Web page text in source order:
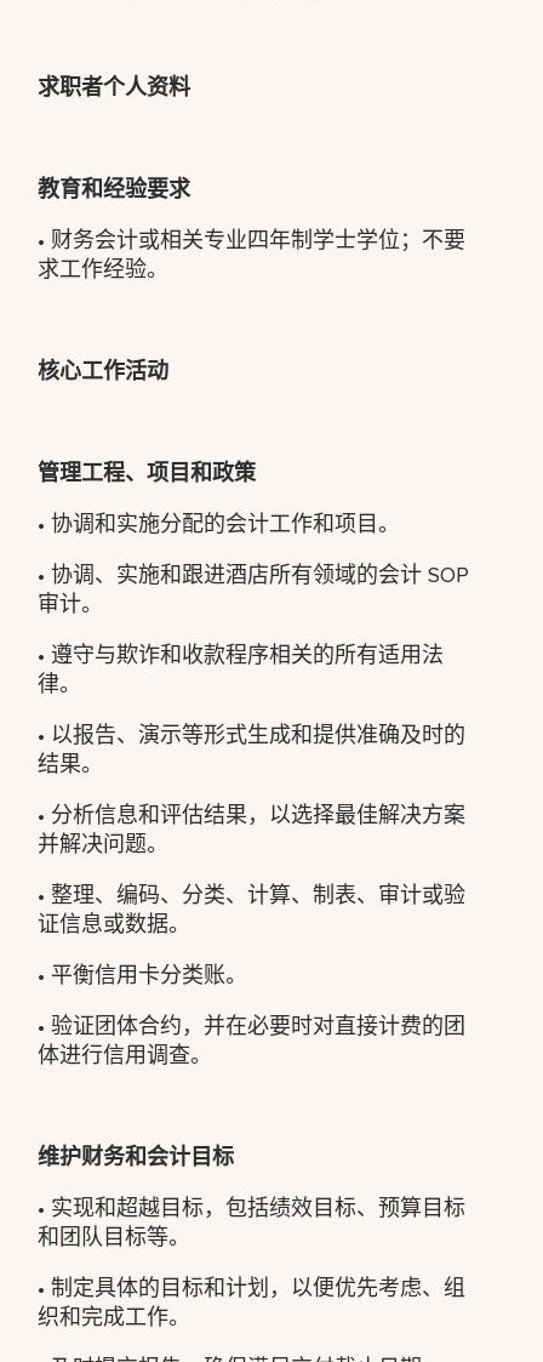
求职者个人资料
教育和经验要求
• 财务会计或相关专业四年制学士学位；不要
求工作经验。
核心工作活动
管理工程、项目和政策
• 协调和实施分配的会计工作和项目。
• 协调、实施和跟进酒店所有领域的会计 SOP
审计。
• 遵守与欺诈和收款程序相关的所有适用法
律。
• 以报告、演示等形式生成和提供准确及时的
结果。
• 分析信息和评估结果，以选择最佳解决方案
并解决问题。
• 整理、编码、分类、计算、制表、审计或验
证信息或数据。
• 平衡信用卡分类账。
• 验证团体合约，并在必要时对直接计费的团
体进行信用调查。
维护财务和会计目标
• 实现和超越目标，包括绩效目标、预算目标
和团队目标等。
• 制定具体的目标和计划，以便优先考虑、组
织和完成工作。